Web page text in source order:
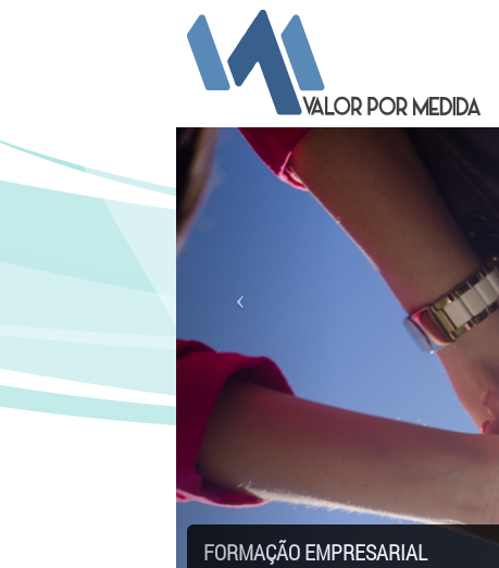
FORMAÇÃO EMPRESARIAL